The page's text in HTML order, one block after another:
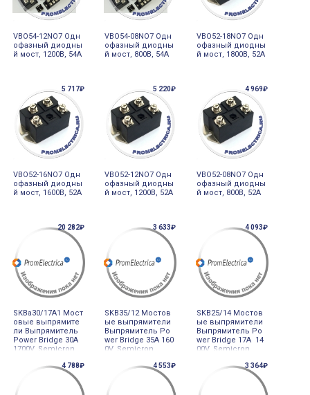
VBO54-12NO7 Одн
офазный диодны
й мост, 1200В, 54А
VBO54-08NO7 Одн
офазный диодны
й мост, 800В, 54А
VBO52-18NO7 Одн
офазный диодны
й мост, 1800В, 52А
5 717₽
VBO52-16NO7 Одн
офазный диодны
й мост, 1600В, 52А
5 220₽
VBO52-12NO7 Одн
офазный диодны
й мост, 1200В, 52А
4 969₽
VBO52-08NO7 Одн
офазный диодны
й мост, 800В, 52А
20 282₽
SKBa30/17A1 Мост
овые выпрямите
ли Выпрямитель
Power Bridge 30A
1700V, Semicron
3 633₽
SKB35/12 Мостов
ые выпрямители
Выпрямитель Po
wer Bridge 35A 160
0V, Semicron
4 093₽
SKB25/14 Мостов
ые выпрямители
Выпрямитель Po
wer Bridge 17A 14
00V, Semicron
4 788₽ 4 553₽ 3 364₽